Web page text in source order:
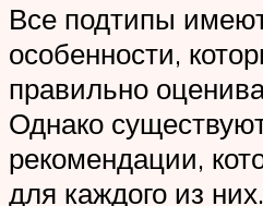
Все подтипы
особенности,
правильно
Однако
рекомендации,
для каждого из